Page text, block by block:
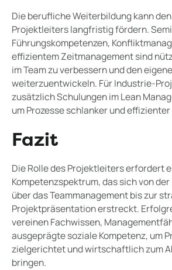
Die berufliche Weiterbildung kann
Projektleiters langfristig fördern.
Führungskompetenzen,
effizientem Zeitmanagement sind
im Team zu verbessern und den
weiterzuentwickeln. Für Industrie-
zusätzlich Schulungen im Lean
um Prozesse schlanker und
Fazit
Die Rolle des Projektleiters erfordert
Kompetenzspektrum, das sich von
über das Teammanagement bis zur
Projektpräsentation erstreckt.
vereinen Fachwissen,
ausgeprägte soziale Kompetenz, um
zielgerichtet und wirtschaftlich zum
bringen.